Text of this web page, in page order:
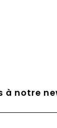
à notre